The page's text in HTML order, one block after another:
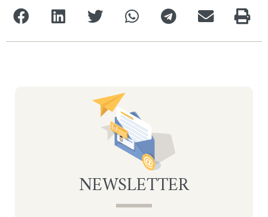
NEWSLETTER